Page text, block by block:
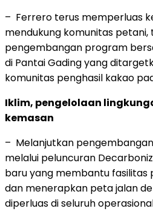
– Ferrero terus memperluas
mendukung komunitas petani,
pengembangan program
di Pantai Gading yang
komunitas penghasil kakao
Iklim, pengelolaan
kemasan
– Melanjutkan
melalui peluncuran
baru yang membantu fasilitas
dan menerapkan peta jalan
diperluas di seluruh